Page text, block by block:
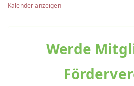
Kalender anzeigen
Werde